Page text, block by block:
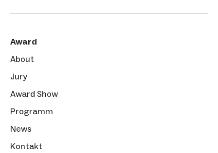
Award
About
Jury
Award Show
Programm
News
Kontakt